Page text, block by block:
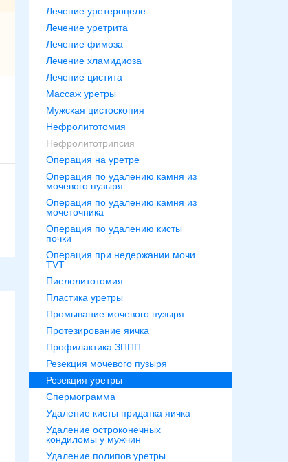
Лечение уретероцеле
Лечение уретрита
Лечение фимоза
Лечение хламидиоза
Лечение цистита
Массаж уретры
Мужская цистоскопия
Нефролитотомия
Нефролитотрипсия
Операция на уретре
Операция по удалению камня из
мочевого пузыря
Операция по удалению камня из
мочеточника
Операция по удалению кисты
почки
Операция при недержании мочи
TVT
Пиелолитотомия
Пластика уретры
Промывание мочевого пузыря
Протезирование яичка
Профилактика ЗППП
Резекция мочевого пузыря
Резекция уретры
Спермограмма
Удаление кисты придатка яичка
Удаление остроконечных
кондиломы у мужчин
Удаление полипов уретры